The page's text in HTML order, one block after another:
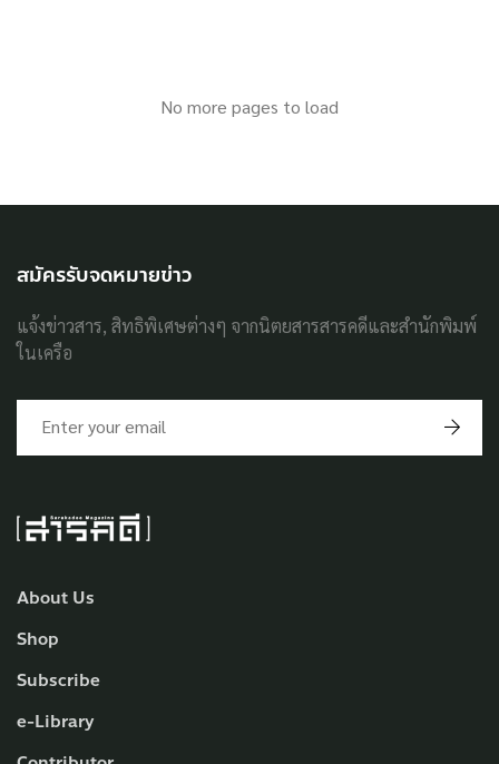
No more pages to load
About Us
Shop
Subscribe
e-Library
สมัครรับจดหมายข่าว
แจ้งข่าวสาร, สิทธิพิเศษต่างๆ จากนิตยสารสารคดีและสำนักพิมพ์
ในเครือ